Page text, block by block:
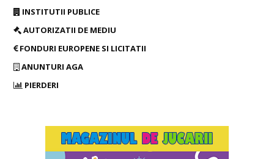
INSTITUTII PUBLICE
AUTORIZATII DE MEDIU
FONDURI EUROPENE SI LICITATII
ANUNTURI AGA
PIERDERI